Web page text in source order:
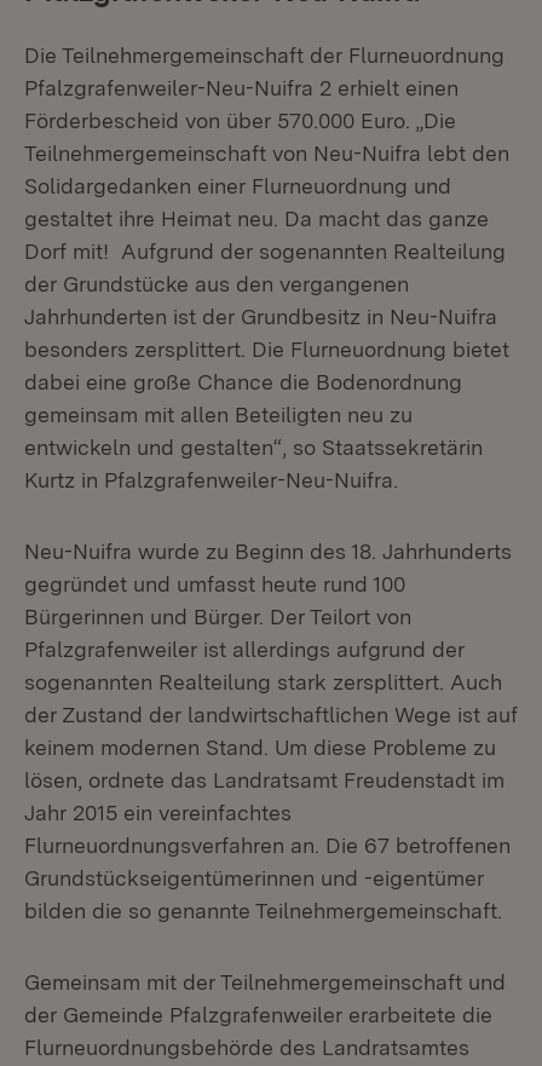
Die Teilnehmergemeinschaft der Flurneuordnung
Pfalzgrafenweiler-Neu-Nuifra 2 erhielt einen
Förderbescheid von über 570.000 Euro. „Die
Teilnehmergemeinschaft von Neu-Nuifra lebt den
Solidargedanken einer Flurneuordnung und
gestaltet ihre Heimat neu. Da macht das ganze
Dorf mit! Aufgrund der sogenannten Realteilung
der Grundstücke aus den vergangenen
Jahrhunderten ist der Grundbesitz in Neu-Nuifra
besonders zersplittert. Die Flurneuordnung bietet
dabei eine große Chance die Bodenordnung
gemeinsam mit allen Beteiligten neu zu
entwickeln und gestalten“, so Staatssekretärin
Kurtz in Pfalzgrafenweiler-Neu-Nuifra.
Neu-Nuifra wurde zu Beginn des 18. Jahrhunderts
gegründet und umfasst heute rund 100
Bürgerinnen und Bürger. Der Teilort von
Pfalzgrafenweiler ist allerdings aufgrund der
sogenannten Realteilung stark zersplittert. Auch
der Zustand der landwirtschaftlichen Wege ist auf
keinem modernen Stand. Um diese Probleme zu
lösen, ordnete das Landratsamt Freudenstadt im
Jahr 2015 ein vereinfachtes
Flurneuordnungsverfahren an. Die 67 betroffenen
Grundstückseigentümerinnen und -eigentümer
bilden die so genannte Teilnehmergemeinschaft.
Gemeinsam mit der Teilnehmergemeinschaft und
der Gemeinde Pfalzgrafenweiler erarbeitete die
Flurneuordnungsbehörde des Landratsamtes